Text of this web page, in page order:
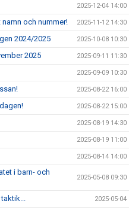
2025-12-04 14:00
och nummer! 2025-11-12 14:30
2024/2025 2025-10-08 10:30
2025 2025-09-11 11:30
2025-09-09 10:30
2025-08-22 16:00
2025-08-22 15:00
2025-08-19 14:30
2025-08-19 11:00
2025-08-14 14:00
i barn- och
2025-05-08 09:30
2025-05-04